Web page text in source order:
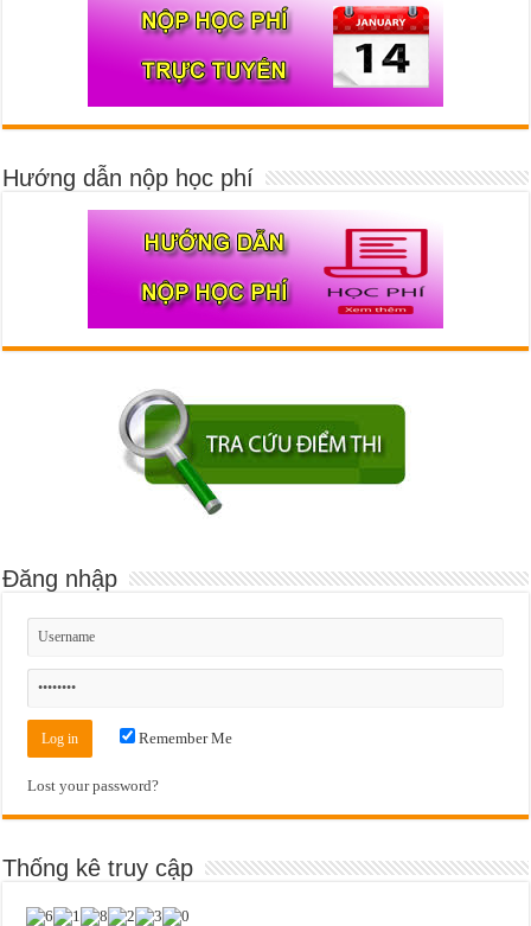
Hướng dẫn nộp học phí
Đăng nhập
Remember Me
Lost your password?
Thống kê truy cập